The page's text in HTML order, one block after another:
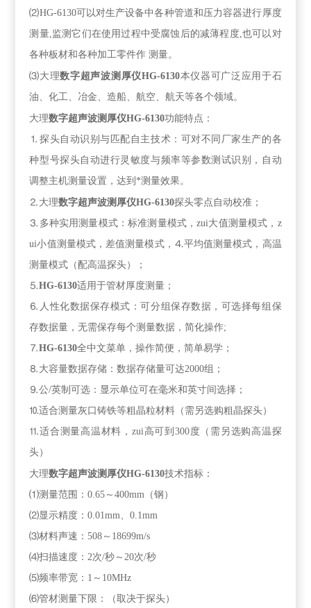
⑵HG-6130可以对生产设备中各种管道和压力容器进行厚度
测量,监测它们在使用过程中受腐蚀后的减薄程度,也可以对
各种板材和各种加工零件作 测量。
⑶大理数字超声波测厚仪HG-6130本仪器可广泛应用于石
油、化工、冶金、造船、航空、航天等各个领域。
大理数字超声波测厚仪HG-6130功能特点：
⒈探头自动识别与匹配自主技术：可对不同厂家生产的各
种型号探头自动进行灵敏度与频率等参数测试识别，自动
调整主机测量设置，达到*测量效果。
⒉ 大理数字超声波测厚仪HG-6130探头零点自动校准；
⒊多种实用测量模式：标准测量模式，zui大值测量模式，z
ui小值测量模式，差值测量模式，⒋平均值测量模式，高温
测量模式（配高温探头）；
⒌HG-6130适用于管材厚度测量；
⒍人性化数据保存模式：可分组保存数据，可选择每组保
存数据量，无需保存每个测量数据，简化操作;
⒎HG-6130全中文菜单，操作简便，简单易学；
⒏大容量数据存储：数据存储量可达2000组；
⒐公/英制可选：显示单位可在毫米和英寸间选择；
⒑适合测量灰口铸铁等粗晶粒材料（需另选购粗晶探头）
⒒适合测量高温材料，zui高可到 300度（需另选购高温探
头）
大理数字超声波测厚仪HG-6130技术指标：
⑴测量范围：0.65 ～400mm （钢）
⑵显示精度：0.01mm、0.1mm
⑶材料声速：508 ～ 18699m/s
⑷扫描速度：2次/秒～20次/秒
⑸频率带宽： 1 ～ 10MHz
⑹管材测量下限：（取决于探头）